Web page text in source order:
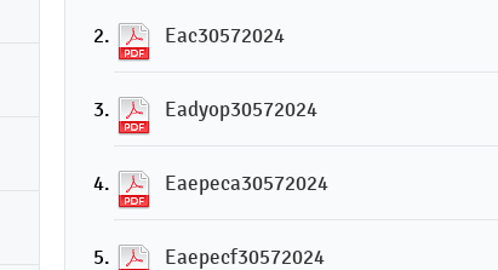
Eac30572024
Eadyop30572024
Eaepeca30572024
Eaepecf30572024